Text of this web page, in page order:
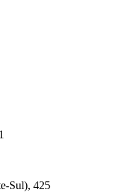
Sul), 425